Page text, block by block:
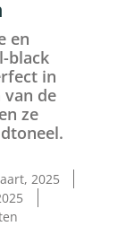
en
black
in
van de
ze
2025